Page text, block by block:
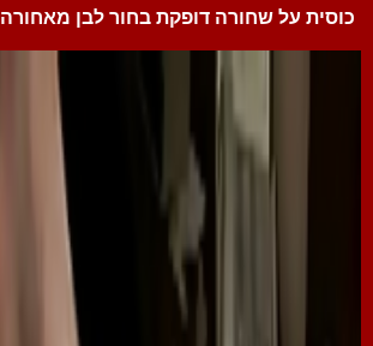
כוסית על שחורה דופקת בחור לבן מאחורה